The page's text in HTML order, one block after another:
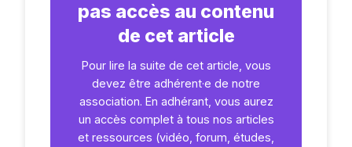
Articles
pas accès au contenu
de cet article
Pour lire la suite de cet article, vous
devez être adhérent·e de notre
association. En adhérant, vous aurez
un accès complet à tous nos articles
et ressources (vidéo, forum, études,